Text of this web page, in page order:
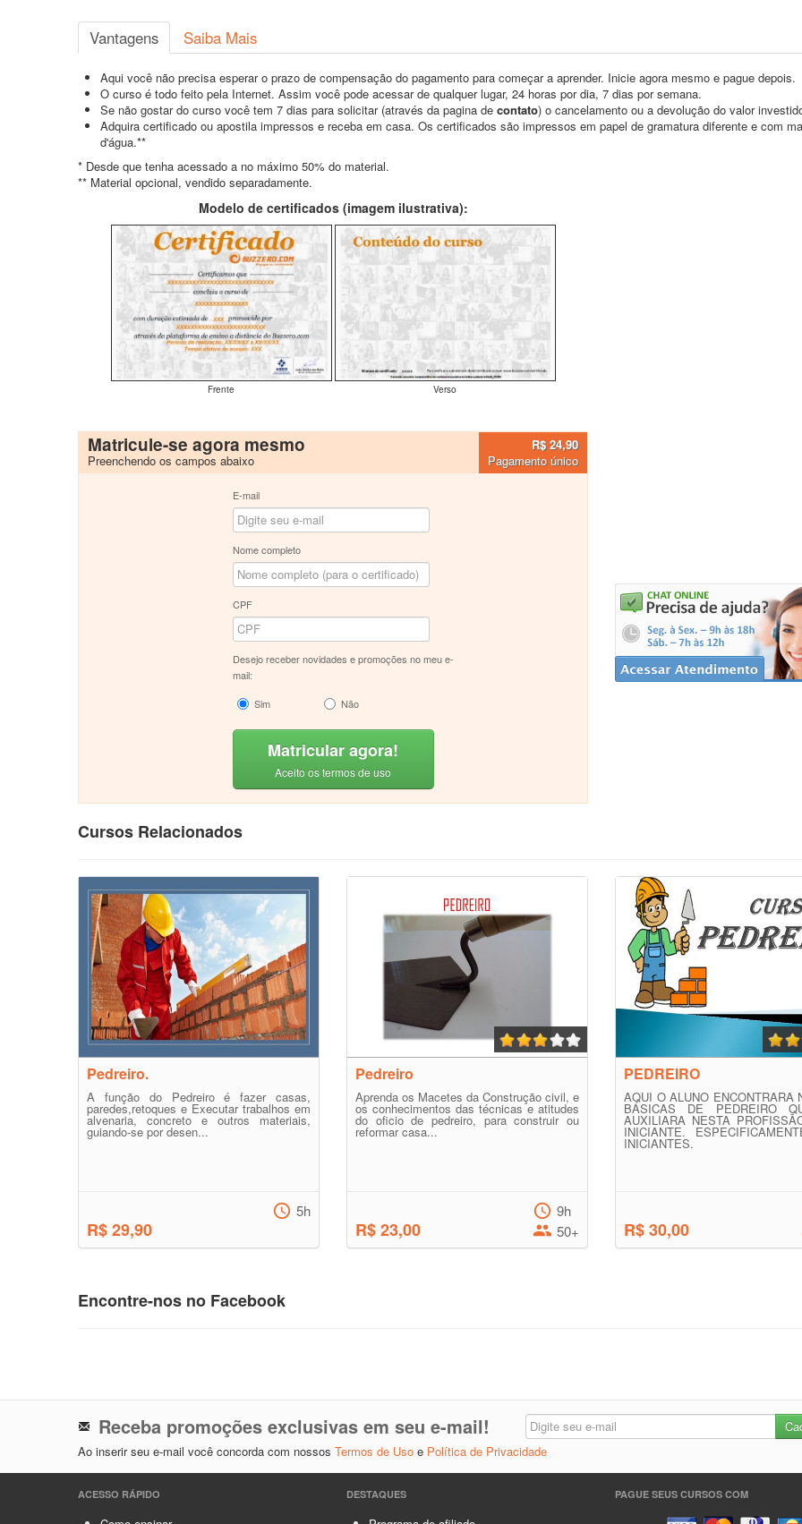
Vantagens Saiba Mais
Aqui você não precisa esperar o prazo de compensação do pagamento para começar a aprender. Inicie agora mesmo e pague depois.
O curso é todo feito pela Internet. Assim você pode acessar de qualquer lugar, 24 horas por dia, 7 dias por semana.
Se não gostar do curso você tem 7 dias para solicitar (através da pagina de contato) o cancelamento ou a devolução do valor
Adquira certificado ou apostila impressos e receba em casa. Os certificados são impressos em papel de gramatura diferente e com
d'água.**
* Desde que tenha acessado a no máximo 50% do material.
** Material opcional, vendido separadamente.
Modelo de certificados (imagem ilustrativa):
Frente Verso
Matricule-se agora mesmo
Preenchendo os campos abaixo
R$ 24,90
Pagamento único
E-mail
Nome completo
CPF
Desejo receber novidades e promoções no meu e-
mail:
Sim
Não
Matricular agora!
Aceito os termos de uso
Cursos Relacionados
Pedreiro.
A função do Pedreiro é fazer casas,
paredes,retoques e Executar trabalhos em
alvenaria, concreto e outros materiais,
guiando-se por desen...
R$ 29,90
5h
Pedreiro
Aprenda os Macetes da Construção civil, e
os conhecimentos das técnicas e atitudes
do oficio de pedreiro, para construir ou
reformar casa...
R$ 23,00
9h
50+
PEDREIRO
AQUI O ALUNO ENCONTRARA
BÁSICAS DE PEDREIRO
AUXILIARA NESTA
INICIANTE.
INICIANTES.
R$ 30,00
Encontre-nos no Facebook
Receba promoções exclusivas em seu e-mail!
Ao inserir seu e-mail você concorda com nossos Termos de Uso e Política de Privacidade
ACESSO RÁPIDO DESTAQUES PAGUE SEUS CURSOS COM